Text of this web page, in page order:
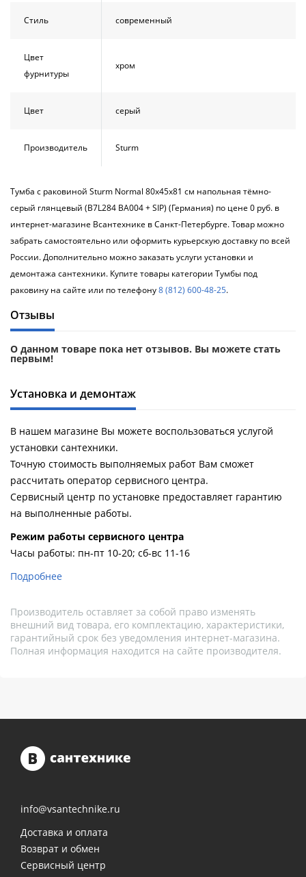
Стиль современный
Цвет
фурнитуры
хром
Цвет серый
Производитель Sturm
Тумба с раковиной Sturm Normal 80х45х81 см напольная тёмно-
серый глянцевый (B7L284 BA004 + SIP) (Германия) по цене 0 руб. в
интернет-магазине Всантехнике в Санкт-Петербурге. Товар можно
забрать самостоятельно или оформить курьерскую доставку по всей
России. Дополнительно можно заказать услуги установки и
демонтажа сантехники. Купите товары категории Тумбы под
раковину на сайте или по телефону8 (812) 600-48-25.
Отзывы
О данном товаре пока нет отзывов. Вы можете стать
первым!
Установка и демонтаж
В нашем магазине Вы можете воспользоваться услугой
установки сантехники.
Точную стоимость выполняемых работ Вам сможет
рассчитать оператор сервисного центра.
Сервисный центр по установке предоставляет гарантию
на выполненные работы.
Pежим работы сервисного центра
Часы работы: пн-пт 10-20; сб-вс 11-16
Подробнее
Производитель оставляет за собой право изменять
внешний вид товара, его комплектацию, характеристики,
гарантийный срок без уведомления интернет-магазина.
Полная информация находится на сайте производителя.
info@vsantechnike.ru
Доставка и оплата
Возврат и обмен
Сервисный центр